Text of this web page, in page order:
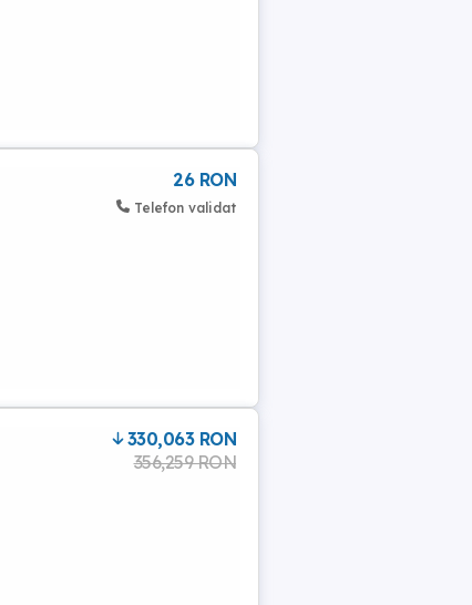
26 RON
Telefon validat
330,063 RON
356,259 RON